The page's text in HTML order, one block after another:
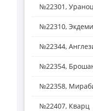
№22301,
№22310,
№22344,
№22354,
№22358,
№22407, Кварц